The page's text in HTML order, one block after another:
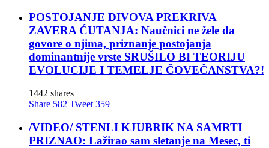
POSTOJANJE DIVOVA PREKRIVA
ZAVERA ĆUTANJA: Naučnici ne žele da
govore o njima, priznanje postojanja
dominantnije vrste SRUŠILO BI TEORIJU
EVOLUCIJE I TEMELJE ČOVEČANSTVA?!
1442 shares
Share 582 Tweet 359
/VIDEO/ STENLI KJUBRIK NA SAMRTI
PRIZNAO: Lažirao sam sletanje na Mesec, ti